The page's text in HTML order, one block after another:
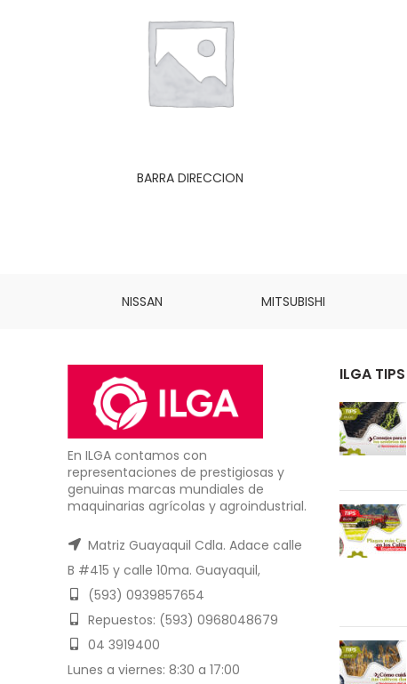
BARRA DIRECCION
NISSAN MITSUBISHI
En ILGA contamos con
representaciones de prestigiosas y
genuinas marcas mundiales de
maquinarias agrícolas y agroindustrial.
Matriz Guayaquil Cdla. Adace calle
B #415 y calle 10ma. Guayaquil,
(593) 0939857654
Repuestos: (593) 0968048679
04 3919400
Lunes a viernes: 8:30 a 17:00
ILGA TIPS